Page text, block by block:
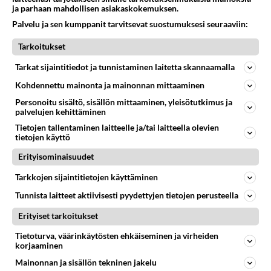
Tyttökissan napatyrän korjaus onnistuu hyvin helposti
steriloinnin yhteydessä, joten totta kai se tyrä
Napatyräisellä kissalla ei tulisi teettää pentuja, koska
ominaisuus on periytyvä ja saattaa tulla pennuille
pahempana ja koska tyrä saattaa venyä vaarallisesti
Ihan höpönlöpöä! Ei tod.oo periytyvää! Mistä
yhtälailla ihmiselle voi tulla tyrä, eikä ole
periytyvää!
Äänestä Kommentoi
Kommentoi aloitusta...
Ketjusta on poistettu
ja parhaan mahdollisen asiakaskokemuksen.
Palvelu ja sen kumppanit tarvitsevat suostumuksesi seuraaviin:
Tarkoitukset
Tarkat sijaintitiedot ja tunnistaminen laitetta skannaamalla
Kohdennettu mainonta ja mainonnan mittaaminen
Personoitu sisältö, sisällön mittaaminen, yleisötutkimus ja
palvelujen kehittäminen
Tietojen tallentaminen laitteelle ja/tai laitteella olevien
tietojen käyttö
Erityisominaisuudet
Tarkkojen sijaintitietojen käyttäminen
Tunnista laitteet aktiivisesti pyydettyjen tietojen perusteella
Erityiset tarkoitukset
Tietoturva, väärinkäytösten ehkäiseminen ja virheiden
korjaaminen
Mainonnan ja sisällön tekninen jakelu